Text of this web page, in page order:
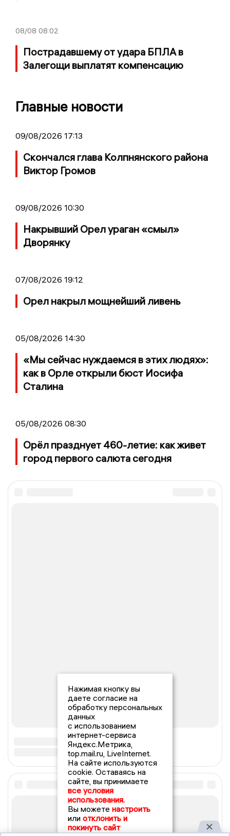
08/08 08:02
Пострадавшему от удара БПЛА в
Залегощи выплатят компенсацию
Главные новости
09/08/2026 17:13
Скончался глава Колпнянского района
Виктор Громов
09/08/2026 10:30
Накрывший Орел ураган «смыл»
Дворянку
07/08/2026 19:12
Орел накрыл мощнейший ливень
05/08/2026 14:30
«Мы сейчас нуждаемся в этих людях»:
как в Орле открыли бюст Иосифа
Сталина
05/08/2026 08:30
Орёл празднует 460-летие: как живет
город первого салюта сегодня
Нажимая кнопку вы
даете согласие на
обработку персональных
данных
с использованием
интернет-сервиса
Яндекс.Метрика,
top.mail.ru, LiveInternet.
На сайте используются
cookie. Оставаясь на
сайте, вы принимаете
все условия
использования.
Вы можете настроить
или отклонить и
покинуть сайт